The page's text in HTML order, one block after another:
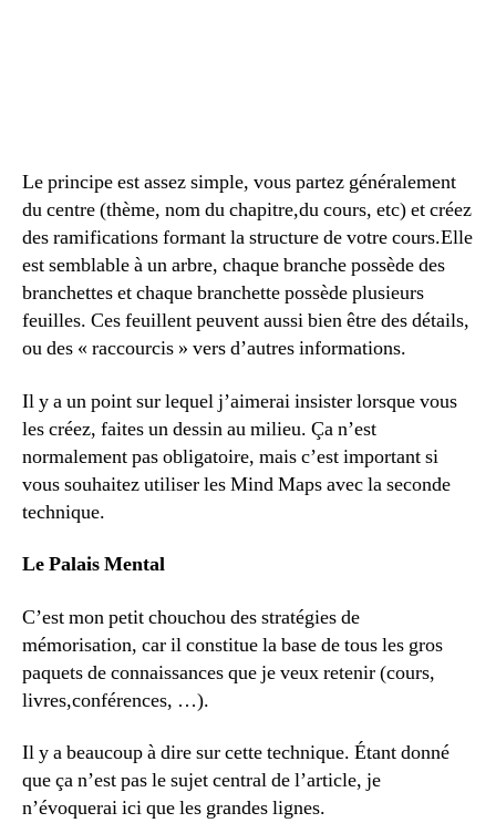
Le principe est assez simple, vous partez généralement
du centre (thème, nom du chapitre,du cours, etc) et créez
des ramifications formant la structure de votre cours.Elle
est semblable à un arbre, chaque branche possède des
branchettes et chaque branchette possède plusieurs
feuilles. Ces feuillent peuvent aussi bien être des détails,
ou des « raccourcis » vers d’autres informations.
Il y a un point sur lequel j’aimerai insister lorsque vous
les créez, faites un dessin au milieu. Ça n’est
normalement pas obligatoire, mais c’est important si
vous souhaitez utiliser les Mind Maps avec la seconde
technique.
Le Palais Mental
C’est mon petit chouchou des stratégies de
mémorisation, car il constitue la base de tous les gros
paquets de connaissances que je veux retenir (cours,
livres,conférences, …).
Il y a beaucoup à dire sur cette technique. Étant donné
que ça n’est pas le sujet central de l’article, je
n’évoquerai ici que les grandes lignes.